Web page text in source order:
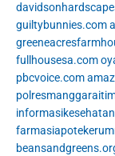
guiltybunnies.com
fullhousesa.com
pbcvoice.com